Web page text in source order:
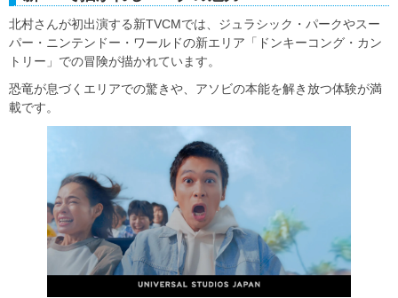
北村さんが初出演する新TVCMでは、ジュラシック・パークやスー
パー・ニンテンドー・ワールドの新エリア「ドンキーコング・カン
トリー」での冒険が描かれています。
恐竜が息づくエリアでの驚きや、アソビの本能を解き放つ体験が満
載です。